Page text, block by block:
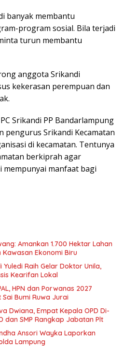
banyak membantu
program sosial. Bila terjadi
turun membantu
anggota Srikandi
kekerasan perempuan dan
Srikandi PP Bandarlampung
pengurus Srikandi Kecamatan
di kecamatan. Tentunya
berkiprah agar
manfaat bagi
Amankan 1.700 Hektar Lahan
Kawasan Ekonomi Biru
Yuledi Raih Gelar Doktor Unila,
Kearifan Lokal
HPN dan Porwanas 2027
Bumi Ruwa Jurai
Dwiana, Empat Kepala OPD Di-
dan SMP Rangkap Jabatan Plt
Ansori Wayka Laporkan
Lampung